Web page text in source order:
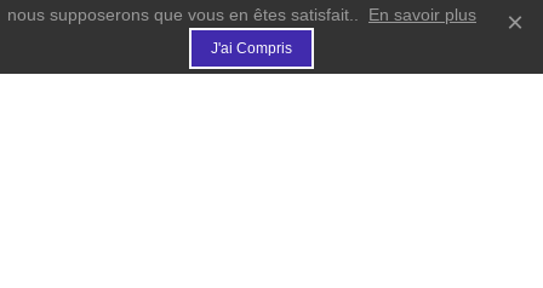
€
nous supposerons que vous en êtes satisfait..
En savoir plus
J'ai Compris
×